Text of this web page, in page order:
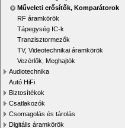
Műveleti erősítők, Komparátorok
RF áramkörök
Tápegység IC-k
Tranzisztormezők
TV, Videotechnikai áramkörök
Vezérlők, Meghajtók
Audiotechnika
Autó HiFi
Biztosítékok
Csatlakozók
Csomagolás és tárolás
Digitális áramkörök